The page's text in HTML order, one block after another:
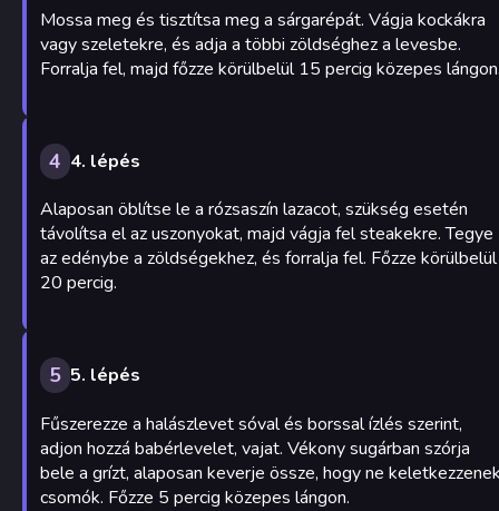
Mossa meg és tisztítsa meg a sárgarépát. Vágja kockákra
vagy szeletekre, és adja a többi zöldséghez a levesbe.
Forralja fel, majd főzze körülbelül 15 percig közepes
4 4. lépés
Alaposan öblítse le a rózsaszín lazacot, szükség esetén
távolítsa el az uszonyokat, majd vágja fel steakekre. Tegye
az edénybe a zöldségekhez, és forralja fel. Főzze körülbelül
20 percig.
5 5. lépés
Fűszerezze a halászlevet sóval és borssal ízlés szerint,
adjon hozzá babérlevelet, vajat. Vékony sugárban szórja
bele a grízt, alaposan keverje össze, hogy ne
csomók. Főzze 5 percig közepes lángon.